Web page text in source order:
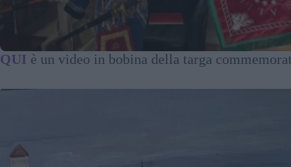
QUI è un video in bobina della targa